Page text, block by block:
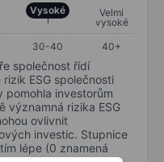
Vysoké
Velmi
vysoké
30-40 40+
společnost řídí
ESG společnosti
pomohla investorům
významná rizika ESG
ovlivnit
investic. Stupnice
lépe (0 znamená